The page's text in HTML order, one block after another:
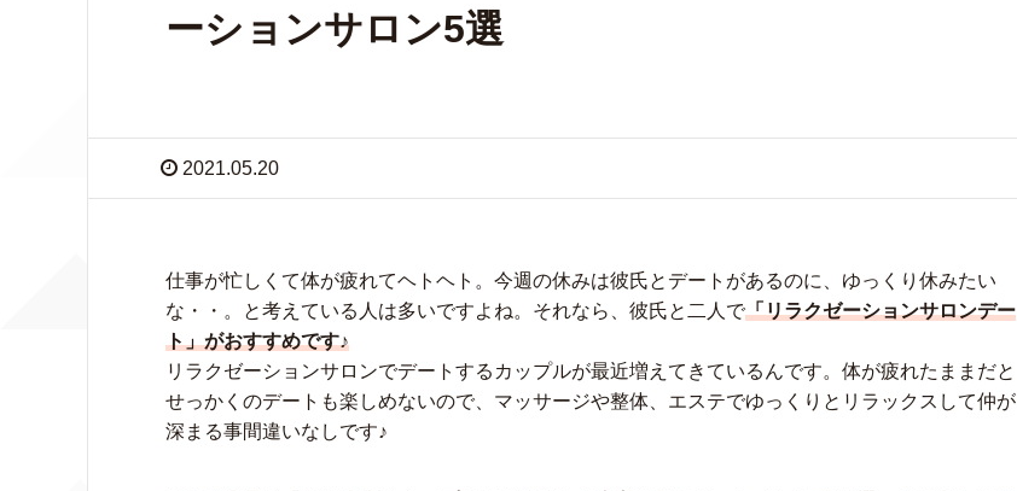
ーションサロン5選
2021.05.20
仕事が忙しくて体が疲れてヘトヘト。今週の休みは彼氏とデートがあるのに、ゆっくり休みたい
な・・。と考えている人は多いですよね。それなら、彼氏と二人で「リラクゼーションサロンデー
ト」がおすすめです♪
リラクゼーションサロンでデートするカップルが最近増えてきているんです。体が疲れたままだと
せっかくのデートも楽しめないので、マッサージや整体、エステでゆっくりとリラックスして仲が
深まる事間違いなしです♪